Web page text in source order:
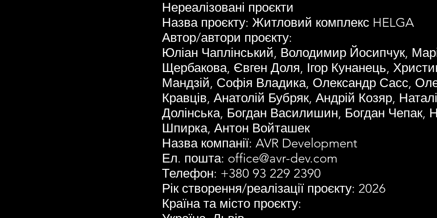
Нереалізовані проєкти
Назва проєкту: Житловий комплекс HELGA
Автор/автори проєкту:
Юліан Чаплінський, Володимир Йосипчук,
Щербакова, Євген Доля, Ігор Кунанець,
Мандзій, Софія Владика, Олександр Сасс,
Кравців, Анатолій Бубряк, Андрій Козяр,
Долінська, Богдан Василишин, Богдан Чепак,
Шпирка, Антон Войташек
Назва компанії: AVR Development
Ел. пошта: office@avr-dev.com
Телефон: +380 93 229 2390
Рік створення/реалізації проєкту: 2026
Країна та місто проєкту: